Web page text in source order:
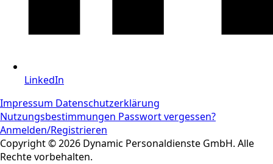
LinkedIn
Impressum Datenschutzerklärung
Nutzungsbestimmungen Passwort vergessen?
Anmelden/Registrieren
Copyright © 2026 Dynamic Personaldienste GmbH. Alle
Rechte vorbehalten.